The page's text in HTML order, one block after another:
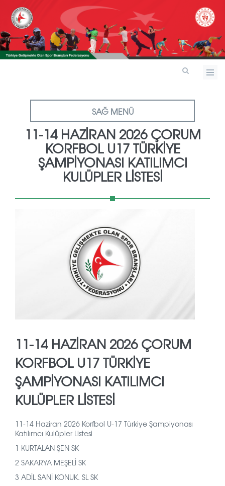
SAĞ MENÜ
11-14 HAZİRAN 2026 ÇORUM
KORFBOL U17 TÜRKİYE
ŞAMPİYONASI KATILIMCI
KULÜPLER LİSTESİ
11-14 HAZİRAN 2026 ÇORUM
KORFBOL U17 TÜRKİYE
ŞAMPİYONASI KATILIMCI
KULÜPLER LİSTESİ
11-14 Haziran 2026 Korfbol U-17 Türkiye Şampiyonası
Katılımcı Kulüpler Listesi
1 KURTALAN ŞEN SK
2 SAKARYA MEŞELİ SK
3 ADİL SANİ KONUK. SL SK